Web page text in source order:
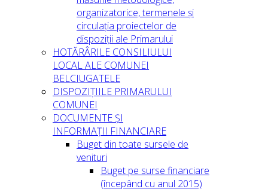
organizatorice, termenele și
circulația proiectelor de
dispoziții ale Primarului
HOTĂRÂRILE CONSILIULUI
LOCAL ALE COMUNEI
BELCIUGATELE
DISPOZIȚIILE PRIMARULUI
COMUNEI
DOCUMENTE ȘI
INFORMAȚII FINANCIARE
Buget din toate sursele de
venituri
Buget pe surse financiare
(începând cu anul 2015)